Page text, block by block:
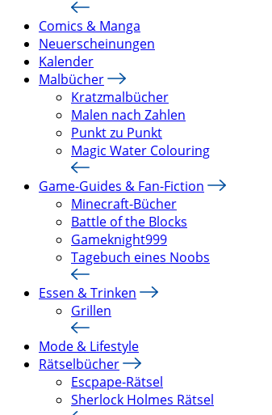
Comics & Manga
Neuerscheinungen
Kalender
Malbücher
Kratzmalbücher
Malen nach Zahlen
Punkt zu Punkt
Magic Water Colouring
Game-Guides & Fan-Fiction
Minecraft-Bücher
Battle of the Blocks
Gameknight999
Tagebuch eines Noobs
Essen & Trinken
Grillen
Mode & Lifestyle
Rätselbücher
Escpape-Rätsel
Sherlock Holmes Rätsel